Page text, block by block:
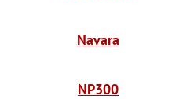
Navara
NP300